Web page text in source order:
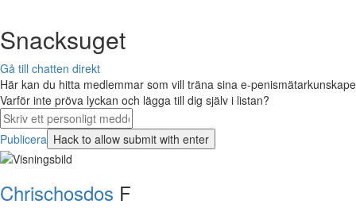
Snacksuget
Gå till chatten direkt
Här kan du hitta medlemmar som vill träna sina e-
Varför inte pröva lyckan och lägga till dig själv i listan?
Publicera
Chrischosdos F